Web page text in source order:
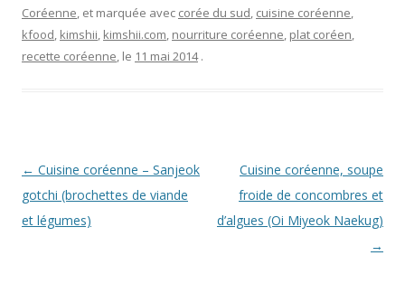
Coréenne, et marquée avec corée du sud, cuisine coréenne,
kfood, kimshii, kimshii.com, nourriture coréenne, plat coréen,
recette coréenne, le 11 mai 2014 .
Navigation
des
articles
← Cuisine coréenne – Sanjeok
gotchi (brochettes de viande
et légumes)
Cuisine coréenne, soupe
froide de concombres et
d’algues (Oi Miyeok Naekug)
→